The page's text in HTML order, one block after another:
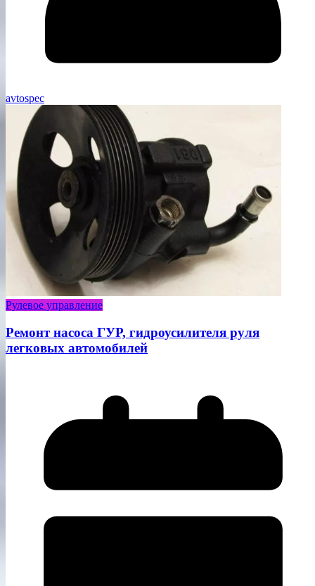
avtospec
Рулевое управление
Ремонт насоса ГУР, гидроусилителя руля
легковых автомобилей